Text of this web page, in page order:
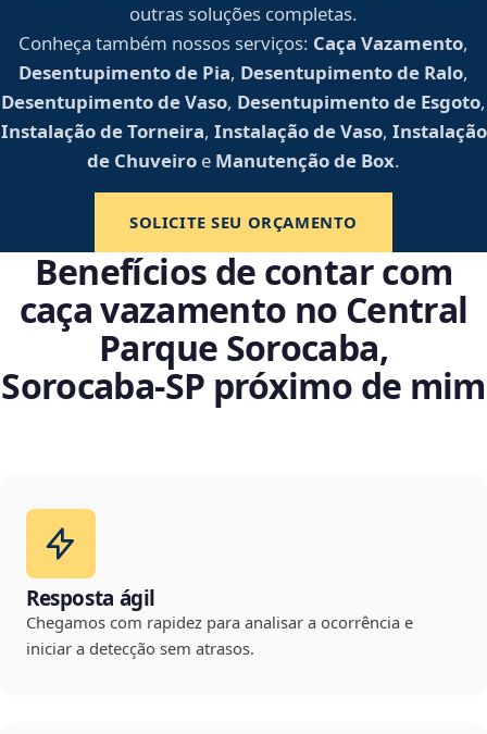
outras soluções completas.
Conheça também nossos serviços: Caça Vazamento,
Desentupimento de Pia, Desentupimento de Ralo,
Desentupimento de Vaso, Desentupimento de Esgoto,
Instalação de Torneira, Instalação de Vaso, Instalação
de Chuveiro e Manutenção de Box.
SOLICITE SEU ORÇAMENTO
Benefícios de contar com
caça vazamento no Central
Parque Sorocaba,
Sorocaba‑SP próximo de mim
Resposta ágil
Chegamos com rapidez para analisar a ocorrência e
iniciar a detecção sem atrasos.